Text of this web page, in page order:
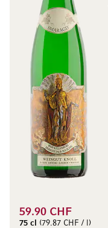
59.90 CHF
75 cl (79.87 CHF / l)